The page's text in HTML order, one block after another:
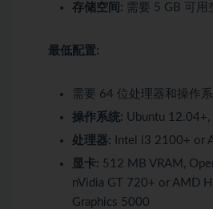
存储空间: 需要 5 GB 可用
最低配置:
需要 64 位处理器和操作
操作系统: Ubuntu 12.04+,
处理器: Intel i3 2100+ or
显卡: 512 MB VRAM,
nVidia GT 720+ or AMD
Graphics 5000